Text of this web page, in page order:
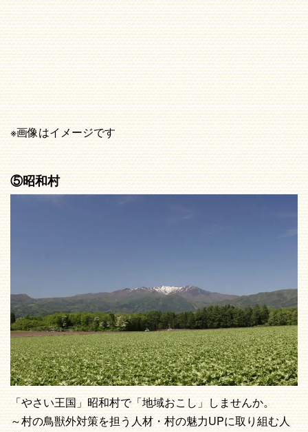
※画像はイメージです
⑤昭和村
「やさい王国」昭和村で「地域おこし」しませんか。
～村の鳥獣外対策を担う人材・村の魅力UPに取り組む人